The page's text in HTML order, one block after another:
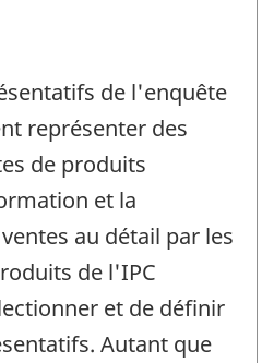
de l'enquête
représenter des
de produits
et la
au détail par les
de l'IPC
et de définir
Autant que